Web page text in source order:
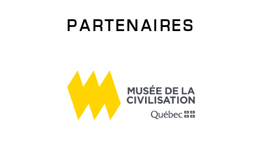
PARTENAIRES